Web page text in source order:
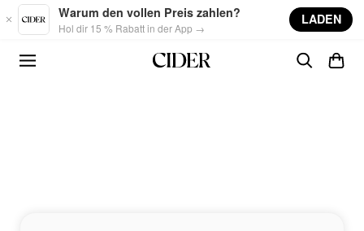
Skip to main content
Warum den vollen Preis zahlen?
Hol dir 15 % Rabatt in der App →
LADEN